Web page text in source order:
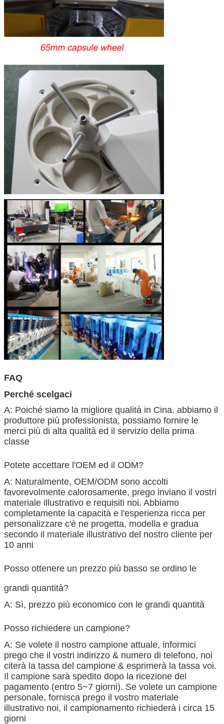
FAQ
Perché scelgaci
A: Poiché siamo la migliore qualità in Cina. abbiamo il
produttore più professionista, possiamo fornire le
merci più di alta qualità ed il servizio della prima
classe
Potete accettare l'OEM ed il ODM?
A: Naturalmente, OEM/ODM sono accolti
favorevolmente calorosamente, prego inviano il vostri
materiale illustrativo e requisiti noi. Abbiamo
completamente la capacità e l'esperienza ricca per
personalizzare c'è ne progetta, modella e gradua
secondo il materiale illustrativo del nostro cliente per
10 anni
Posso ottenere un prezzo più basso se ordino le
grandi quantità?
A: Sì, prezzo più economico con le grandi quantità
Posso richiedere un campione?
A: Se volete il nostro campione attuale, informici
prego che il vostri indirizzo & numero di telefono, noi
citerà la tassa del campione & esprimerà la tassa voi.
Il campione sarà spedito dopo la ricezione del
pagamento (entro 5~7 giorni). Se volete un campione
personale, fornisca prego il vostro materiale
illustrativo noi, il campionamento richiederà i circa 15
giorni